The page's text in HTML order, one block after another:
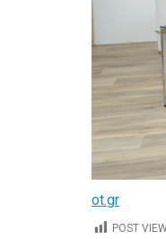
ot.gr
POST